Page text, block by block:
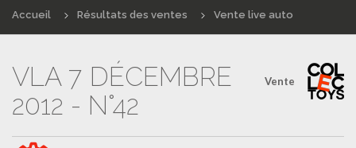
Accueil Résultats des ventes Vente live auto
Vente
VLA 7 DÉCEMBRE
2012 - N°42